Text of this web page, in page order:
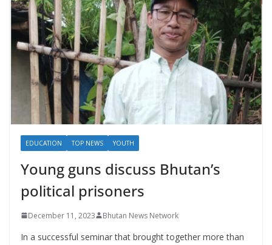
EDUCATION TOP NEWS YOUTH
Young guns discuss Bhutan’s
political prisoners
December 11, 2023 Bhutan News Network
In a successful seminar that brought together more than